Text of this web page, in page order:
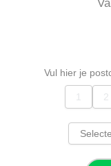
Vul hier je